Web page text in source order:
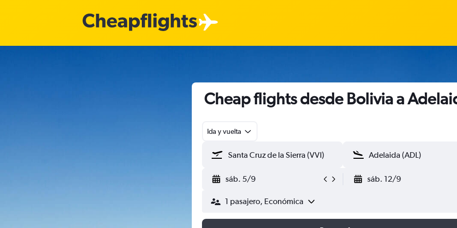
Cheap flights desde Bolivia a
Ida y vuelta
sáb. 5/9 sáb. 12/9
1 pasajero, Económica